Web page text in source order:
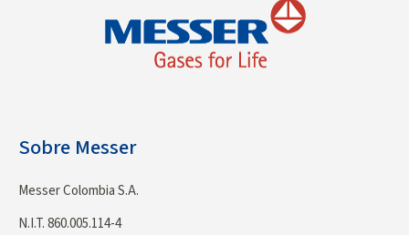
Sobre Messer
Messer Colombia S.A.
N.I.T. 860.005.114-4